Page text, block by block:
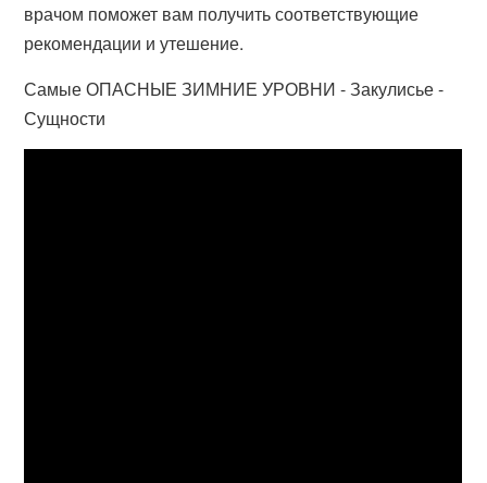
врачом поможет вам получить соответствующие
рекомендации и утешение.
Самые ОПАСНЫЕ ЗИМНИЕ УРОВНИ - Закулисье -
Сущности